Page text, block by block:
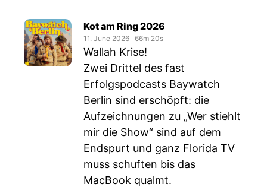
Kot am Ring 2026
11. June 2026 ‧ 66m 20s
Wallah Krise!
Zwei Drittel des fast
Erfolgspodcasts Baywatch
Berlin sind erschöpft: die
Aufzeichnungen zu „Wer stiehlt
mir die Show“ sind auf dem
Endspurt und ganz Florida TV
muss schuften bis das
MacBook qualmt.